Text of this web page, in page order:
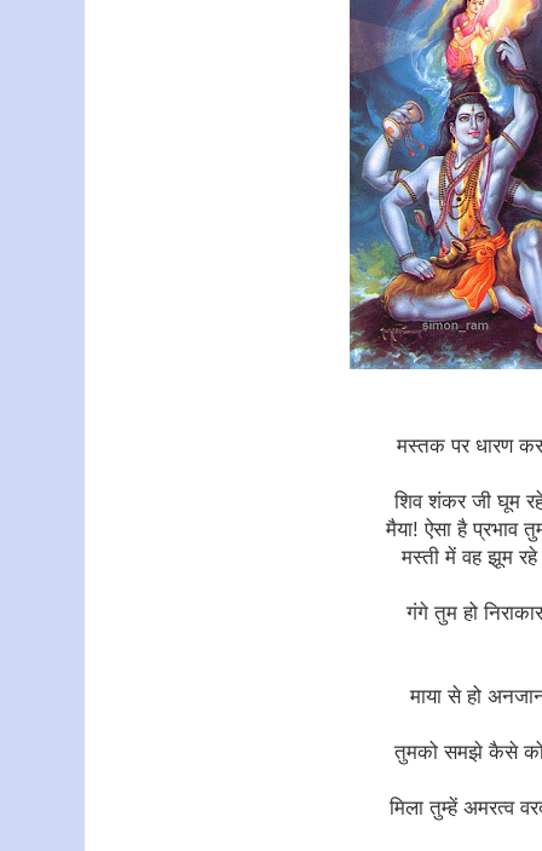
मस्तक पर धारण
शिव शंकर जी घूम
मैया! ऐसा है प्रभाव
मस्ती में वह झूम रहे
गंगे तुमहो
माया से हो
तुमको समझेकैसे
मिला तुम्हें अमरत्व